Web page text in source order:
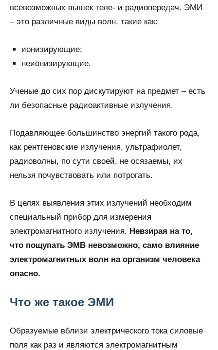
всевозможных вышек теле- и радиопередач. ЭМИ
– это различные виды волн, такие как:
ионизирующие;
неионизирующие.
Ученые до сих пор дискутируют на предмет – есть
ли безопасные радиоактивные излучения.
Подавляющее большинство энергий такого рода,
как рентгеновские излучения, ультрафиолет,
радиоволны, по сути своей, не осязаемы, их
нельзя почувствовать или потрогать.
В целях выявления этих излучений необходим
специальный прибор для измерения
электромагнитного излучения. Невзирая на то,
что пощупать ЭМВ невозможно, само влияние
электромагнитных волн на организм человека
опасно.
Что же такое ЭМИ
Образуемые вблизи электрического тока силовые
поля как раз и являются электромагнитным